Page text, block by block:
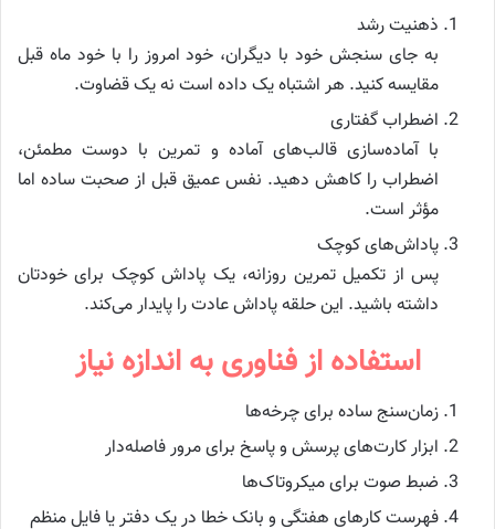
ذهنیت رشد
به جای سنجش خود با دیگران، خود امروز را با خود ماه قبل
مقایسه کنید. هر اشتباه یک داده است نه یک قضاوت.
اضطراب گفتاری
با آماده‌سازی قالب‌های آماده و تمرین با دوست مطمئن،
اضطراب را کاهش دهید. نفس عمیق قبل از صحبت ساده اما
مؤثر است.
پاداش‌های کوچک
پس از تکمیل تمرین روزانه، یک پاداش کوچک برای خودتان
داشته باشید. این حلقه پاداش عادت را پایدار می‌کند.
استفاده از فناوری به اندازه نیاز
زمان‌سنج ساده برای چرخه‌ها
ابزار کارت‌های پرسش و پاسخ برای مرور فاصله‌دار
ضبط صوت برای میکروتاک‌ها
فهرست کارهای هفتگی و بانک خطا در یک دفتر یا فایل منظم